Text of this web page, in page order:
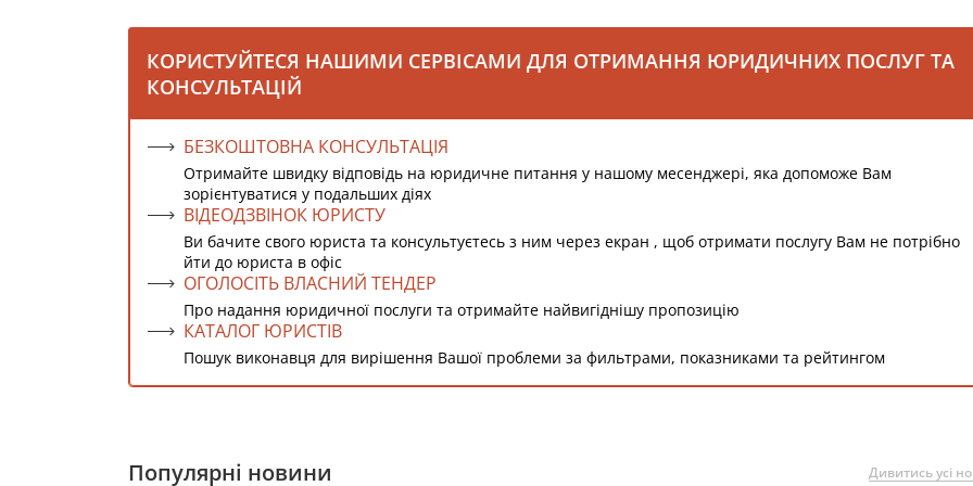
КОРИСТУЙТЕСЯ НАШИМИ СЕРВІСАМИ ДЛЯ ОТРИМАННЯ ЮРИДИЧНИХ ПОСЛУГ ТА
КОНСУЛЬТАЦІЙ
БЕЗКОШТОВНА КОНСУЛЬТАЦІЯ
Отримайте швидку відповідь на юридичне питання у нашому месенджері, яка допоможе Вам
зорієнтуватися у подальших діях
ВІДЕОДЗВІНОК ЮРИСТУ
Ви бачите свого юриста та консультуєтесь з ним через екран , щоб отримати послугу Вам не потрібно
йти до юриста в офіс
ОГОЛОСІТЬ ВЛАСНИЙ ТЕНДЕР
Про надання юридичної послуги та отримайте найвигіднішу пропозицію
КАТАЛОГ ЮРИСТІВ
Пошук виконавця для вирішення Вашої проблеми за фильтрами, показниками та рейтингом
Популярні новини Дивитись усі